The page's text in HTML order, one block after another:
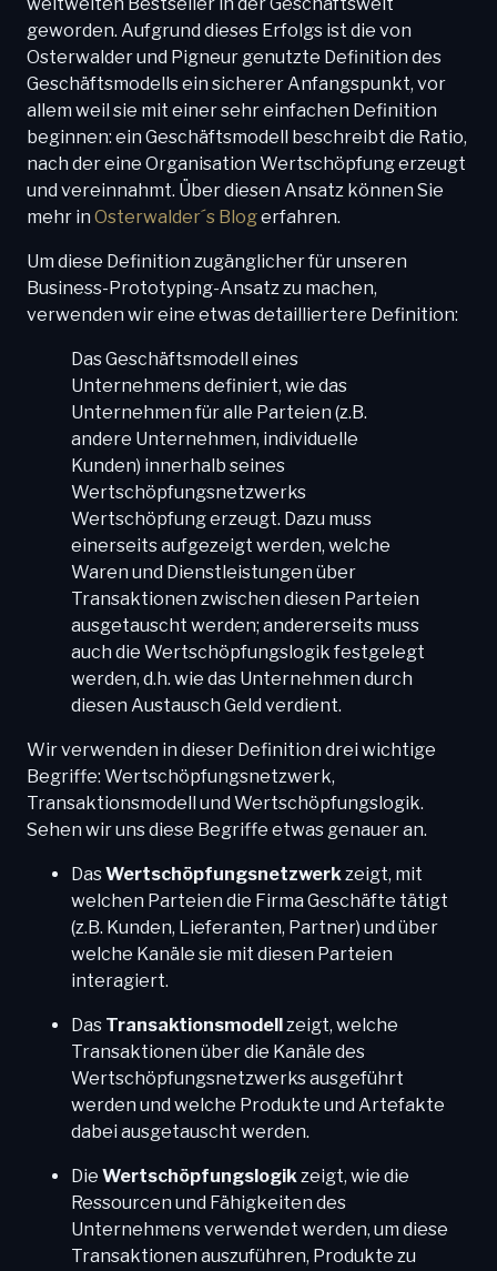
geworden. Aufgrund dieses Erfolgs ist die von
Osterwalder und Pigneur genutzte Definition des
Geschäftsmodells ein sicherer Anfangspunkt, vor
allem weil sie mit einer sehr einfachen Definition
beginnen: ein Geschäftsmodell beschreibt die Ratio,
nach der eine Organisation Wertschöpfung erzeugt
und vereinnahmt. Über diesen Ansatz können Sie
mehr in Osterwalder´s Blogerfahren.
Um diese Definition zugänglicher für unseren
Business-Prototyping-Ansatz zu machen,
verwenden wir eine etwas detailliertere Definition:
Das Geschäftsmodell eines
Unternehmens definiert, wie das
Unternehmen für alle Parteien (z.B.
andere Unternehmen, individuelle
Kunden) innerhalb seines
Wertschöpfungsnetzwerks
Wertschöpfung erzeugt. Dazu muss
einerseits aufgezeigt werden, welche
Waren und Dienstleistungen über
Transaktionen zwischen diesen Parteien
ausgetauscht werden; andererseits muss
auch die Wertschöpfungslogik festgelegt
werden, d.h. wie das Unternehmen durch
diesen Austausch Geld verdient.
Wir verwenden in dieser Definition drei wichtige
Begriffe: Wertschöpfungsnetzwerk,
Transaktionsmodell und Wertschöpfungslogik.
Sehen wir uns diese Begriffe etwas genauer an.
DasWertschöpfungsnetzwerkzeigt, mit
welchen Parteien die Firma Geschäfte tätigt
(z.B. Kunden, Lieferanten, Partner) und über
welche Kanäle sie mit diesen Parteien
interagiert.
Das Transaktionsmodellzeigt, welche
Transaktionen über die Kanäle des
Wertschöpfungsnetzwerks ausgeführt
werden und welche Produkte und Artefakte
dabei ausgetauscht werden.
Die Wertschöpfungslogikzeigt, wie die
Ressourcen und Fähigkeiten des
Unternehmens verwendet werden, um diese
Transaktionen auszuführen, Produkte zu